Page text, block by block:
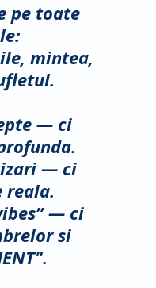
pe toate
mintea,
— ci
— ci
reala.
— ci
si